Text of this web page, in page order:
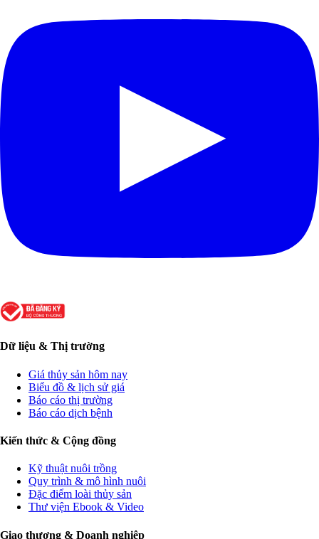
Dữ liệu & Thị trường
Giá thủy sản hôm nay
Biểu đồ & lịch sử giá
Báo cáo thị trường
Báo cáo dịch bệnh
Kiến thức & Cộng đồng
Kỹ thuật nuôi trồng
Quy trình & mô hình nuôi
Đặc điểm loài thủy sản
Thư viện Ebook & Video
Giao thương & Doanh nghiệp